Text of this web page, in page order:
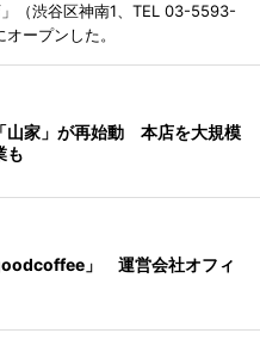
（渋谷区神南1、TEL 03-5593-
ープンした。
山家」が再始動 本店を大規模
も
」 運営会社オフィ